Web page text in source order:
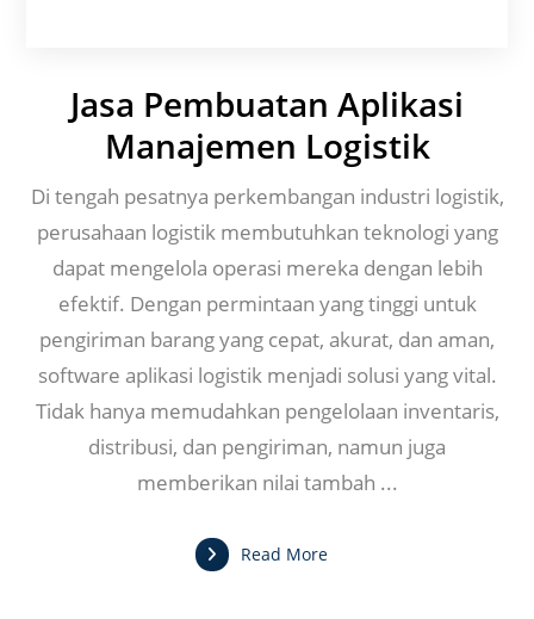
Jasa Pembuatan Aplikasi
Manajemen Logistik
Di tengah pesatnya perkembangan industri logistik,
perusahaan logistik membutuhkan teknologi yang
dapat mengelola operasi mereka dengan lebih
efektif. Dengan permintaan yang tinggi untuk
pengiriman barang yang cepat, akurat, dan aman,
software aplikasi logistik menjadi solusi yang vital.
Tidak hanya memudahkan pengelolaan inventaris,
distribusi, dan pengiriman, namun juga
memberikan nilai tambah ...
Read More